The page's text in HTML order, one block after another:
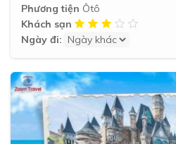
Phương tiện Ôtô
Khách sạn
Ngày đi: